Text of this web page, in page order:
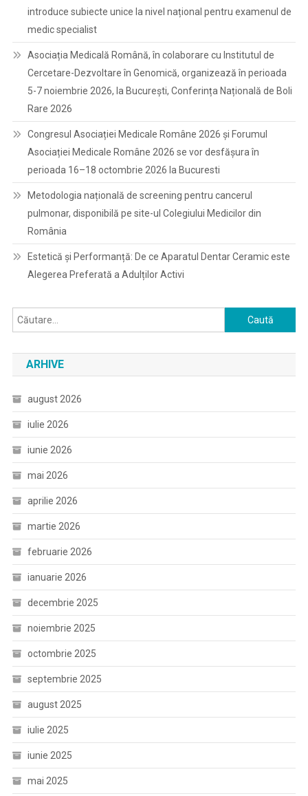
introduce subiecte unice la nivel național pentru examenul de
medic specialist
Asociația Medicală Română, în colaborare cu Institutul de
Cercetare-Dezvoltare în Genomică, organizează în perioada
5-7 noiembrie 2026, la București, Conferința Națională de Boli
Rare 2026
Congresul Asociației Medicale Române 2026 și Forumul
Asociației Medicale Române 2026 se vor desfășura în
perioada 16–18 octombrie 2026 la Bucuresti
Metodologia națională de screening pentru cancerul
pulmonar, disponibilă pe site-ul Colegiului Medicilor din
România
Estetică și Performanță: De ce Aparatul Dentar Ceramic este
Alegerea Preferată a Adulților Activi
Caută
după:
ARHIVE
august 2026
iulie 2026
iunie 2026
mai 2026
aprilie 2026
martie 2026
februarie 2026
ianuarie 2026
decembrie 2025
noiembrie 2025
octombrie 2025
septembrie 2025
august 2025
iulie 2025
iunie 2025
mai 2025